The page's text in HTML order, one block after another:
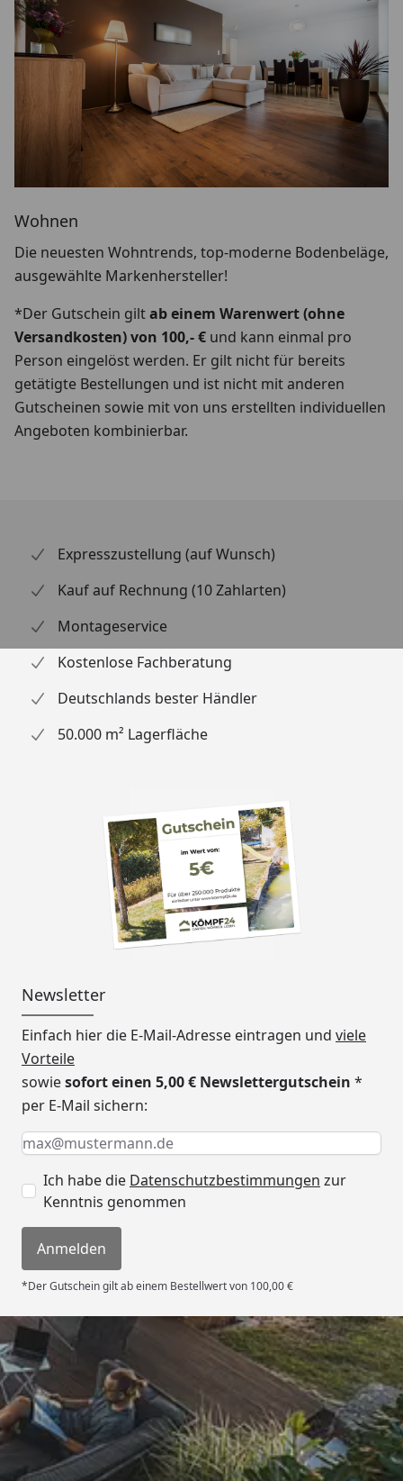
Wohnen
Die neuesten Wohntrends, top-moderne Bodenbeläge,
ausgewählte Markenhersteller!
*Der Gutschein giltab einem Warenwert (ohne
Versandkosten) von 100,- € und kann einmal pro
Person eingelöst werden. Er gilt nicht für bereits
getätigte Bestellungen und ist nicht mit anderen
Gutscheinen sowie mit von uns erstellten individuellen
Angeboten kombinierbar.
Expresszustellung (auf Wunsch)
Kauf auf Rechnung (10 Zahlarten)
Montageservice
Kostenlose Fachberatung
Deutschlands bester Händler
50.000 m² Lagerfläche
Newsletter
Einfach hier die E-Mail-Adresse eintragen und viele
Vorteile
sowiesofort einen 5,00 € Newslettergutschein *
per E-Mail sichern:
Keine Eingabe erforderlich
Eingabe erforderlich
E-Mail *
Ich habe die Datenschutzbestimmungen zur
Kenntnis genommen
Anmelden
*Der Gutschein gilt ab einem Bestellwert von 100,00 €
Trusted Shops
4,67/ 5